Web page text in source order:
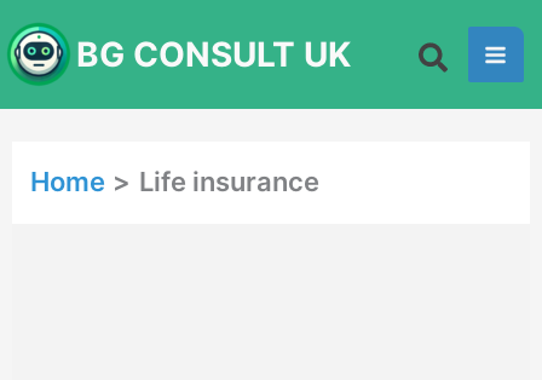
to
content
BG CONSULT UK
Home Life insurance